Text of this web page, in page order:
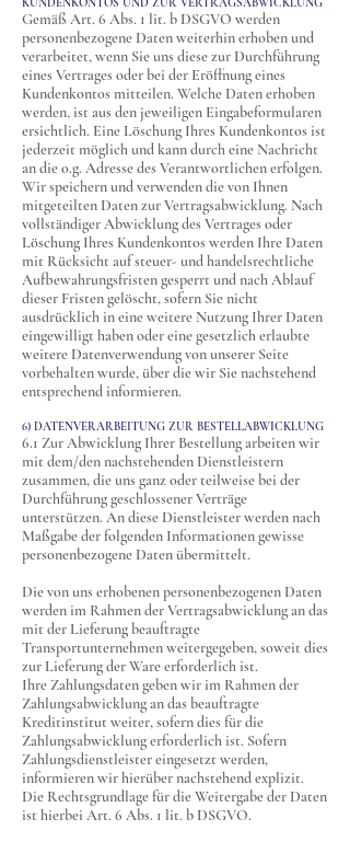
Gemäß Art. 6 Abs. 1 lit. b DSGVO werden
personenbezogene Daten weiterhin erhoben und
verarbeitet, wenn Sie uns diese zur Durchführung
eines Vertrages oder bei der Eröffnung eines
Kundenkontos mitteilen. Welche Daten erhoben
werden, ist aus den jeweiligen Eingabeformularen
ersichtlich. Eine Löschung Ihres Kundenkontos ist
jederzeit möglich und kann durch eine Nachricht
an die o.g. Adresse des Verantwortlichen erfolgen.
Wir speichern und verwenden die von Ihnen
mitgeteilten Daten zur Vertragsabwicklung. Nach
vollständiger Abwicklung des Vertrages oder
Löschung Ihres Kundenkontos werden Ihre Daten
mit Rücksicht auf steuer- und handelsrechtliche
Aufbewahrungsfristen gesperrt und nach Ablauf
dieser Fristen gelöscht, sofern Sie nicht
ausdrücklich in eine weitere Nutzung Ihrer Daten
eingewilligt haben oder eine gesetzlich erlaubte
weitere Datenverwendung von unserer Seite
vorbehalten wurde, über die wir Sie nachstehend
entsprechend informieren.
6) DATENVERARBEITUNG ZUR BESTELLABWICKLUNG
6.1 Zur Abwicklung Ihrer Bestellung arbeiten wir
mit dem/den nachstehenden Dienstleistern
zusammen, die uns ganz oder teilweise bei der
Durchführung geschlossener Verträge
unterstützen. An diese Dienstleister werden nach
Maßgabe der folgenden Informationen gewisse
personenbezogene Daten übermittelt.
Die von uns erhobenen personenbezogenen Daten
werden im Rahmen der Vertragsabwicklung an das
mit der Lieferung beauftragte
Transportunternehmen weitergegeben, soweit dies
zur Lieferung der Ware erforderlich ist.
Ihre Zahlungsdaten geben wir im Rahmen der
Zahlungsabwicklung an das beauftragte
Kreditinstitut weiter, sofern dies für die
Zahlungsabwicklung erforderlich ist. Sofern
Zahlungsdienstleister eingesetzt werden,
informieren wir hierüber nachstehend explizit.
Die Rechtsgrundlage für die Weitergabe der Daten
ist hierbei Art. 6 Abs. 1 lit. b DSGVO.